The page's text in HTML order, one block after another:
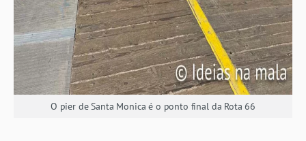
O pier de Santa Monica é o ponto final da Rota 66